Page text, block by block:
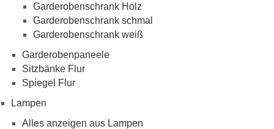
Garderobenschrank Holz
Garderobenschrank schmal
Garderobenschrank weiß
Garderobenpaneele
Sitzbänke Flur
Spiegel Flur
Lampen
Alles anzeigen aus Lampen